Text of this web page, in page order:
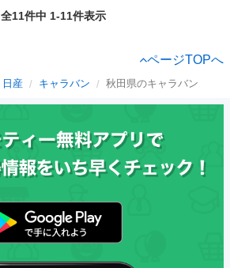
全11件中 1-11件表示
ページTOPへ
日産 キャラバン 秋田県のキャラバン